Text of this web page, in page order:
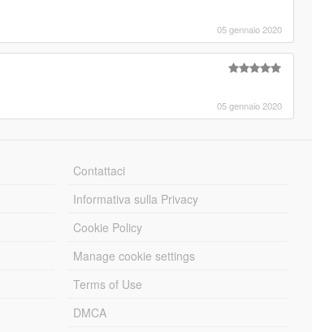
05 gennaio 2020
05 gennaio 2020
Contattaci
Informativa sulla Privacy
Cookie Policy
Manage cookie settings
Terms of Use
DMCA